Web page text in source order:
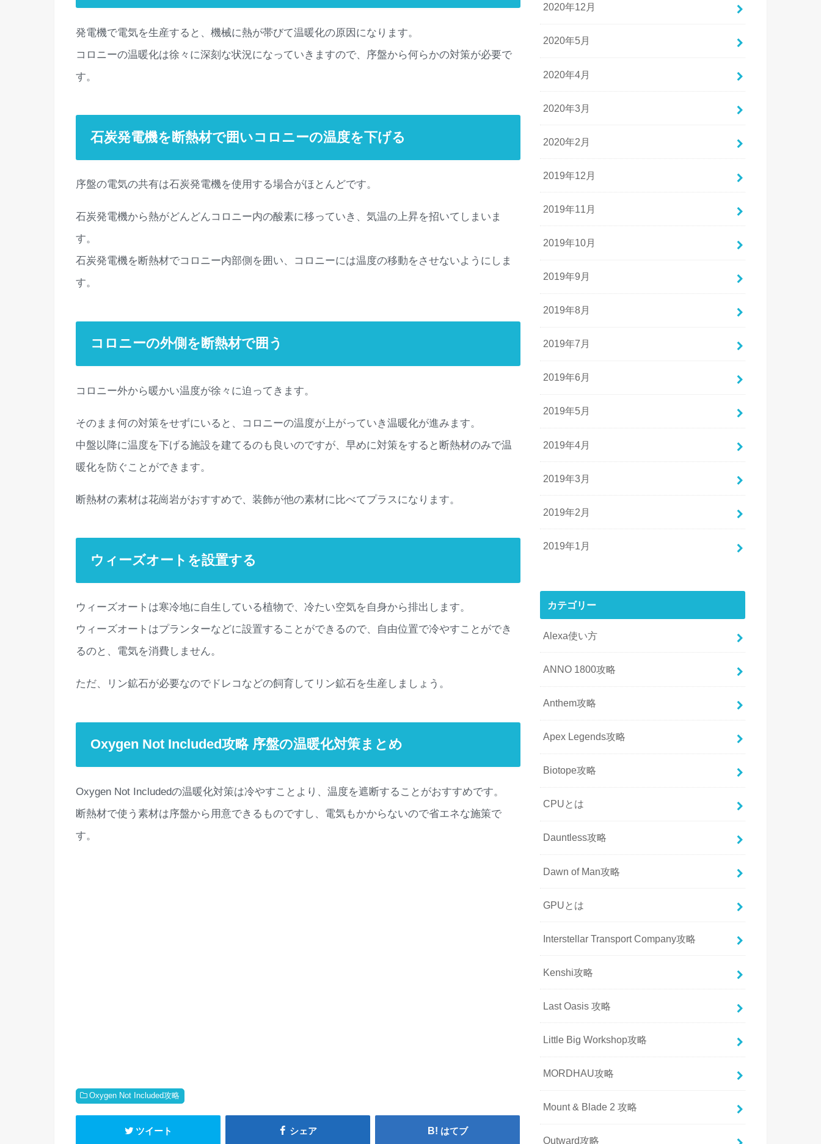
発電機で電気を生産すると、機械に熱が帯びて温暖化の原因になります。
コロニーの温暖化は徐々に深刻な状況になっていきますので、序盤から何らかの対策が必要で
す。
石炭発電機を断熱材で囲いコロニーの温度を下げる
序盤の電気の共有は石炭発電機を使用する場合がほとんどです。
石炭発電機から熱がどんどんコロニー内の酸素に移っていき、気温の上昇を招いてしまいま
す。
石炭発電機を断熱材でコロニー内部側を囲い、コロニーには温度の移動をさせないようにしま
す。
コロニーの外側を断熱材で囲う
コロニー外から暖かい温度が徐々に迫ってきます。
そのまま何の対策をせずにいると、コロニーの温度が上がっていき温暖化が進みます。
中盤以降に温度を下げる施設を建てるのも良いのですが、早めに対策をすると断熱材のみで温
暖化を防ぐことができます。
断熱材の素材は花崗岩がおすすめで、装飾が他の素材に比べてプラスになります。
ウィーズオートを設置する
ウィーズオートは寒冷地に自生している植物で、冷たい空気を自身から排出します。
ウィーズオートはプランターなどに設置することができるので、自由位置で冷やすことができ
るのと、電気を消費しません。
ただ、リン鉱石が必要なのでドレコなどの飼育してリン鉱石を生産しましょう。
Oxygen Not Included攻略 序盤の温暖化対策まとめ
Oxygen Not Includedの温暖化対策は冷やすことより、温度を遮断することがおすすめです。
断熱材で使う素材は序盤から用意できるものですし、電気もかからないので省エネな施策で
す。
Oxygen Not Included攻略
ツイート シェア はてブ
2020年12月
2020年5月
2020年4月
2020年3月
2020年2月
2019年12月
2019年11月
2019年10月
2019年9月
2019年8月
2019年7月
2019年6月
2019年5月
2019年4月
2019年3月
2019年2月
2019年1月
カテゴリー
Alexa使い方
ANNO 1800攻略
Anthem攻略
Apex Legends攻略
Biotope攻略
CPUとは
Dauntless攻略
Dawn of Man攻略
GPUとは
Interstellar Transport Company攻略
Kenshi攻略
Last Oasis 攻略
Little Big Workshop攻略
MORDHAU攻略
Mount & Blade 2 攻略
Outward攻略